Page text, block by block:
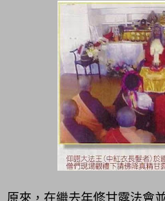
原來，在繼去年修甘露法會